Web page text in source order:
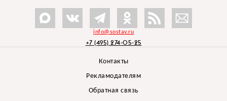
info@sostav.ru
+7 (495) 274-05-25
Контакты
Рекламодателям
Обратная связь